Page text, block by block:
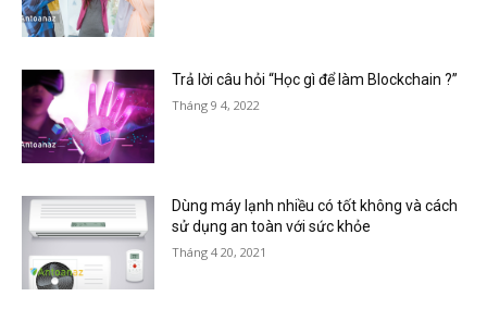
Trả lời câu hỏi “Học gì để làm Blockchain ?”
Tháng 9 4, 2022
Dùng máy lạnh nhiều có tốt không và cách
sử dụng an toàn với sức khỏe
Tháng 4 20, 2021